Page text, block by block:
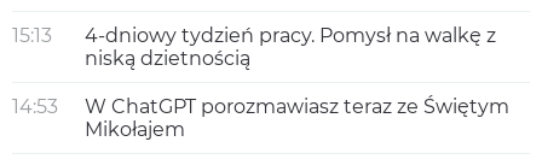
15:13
4-dniowy tydzień pracy. Pomysł na walkę z
niską dzietnością
14:53
W ChatGPT porozmawiasz teraz ze Świętym
Mikołajem